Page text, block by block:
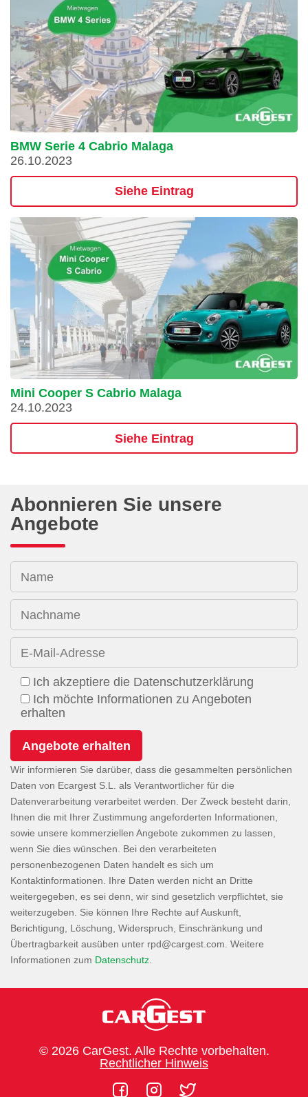
BMW Serie 4 Cabrio Malaga
26.10.2023
Siehe Eintrag
Mini Cooper S Cabrio Malaga
24.10.2023
Siehe Eintrag
Abonnieren Sie unsere
Angebote
Name
Nachname
E-Mail-Adresse
Ich akzeptiere die Datenschutzerklärung
Ich möchte Informationen zu Angeboten
erhalten
Wir informieren Sie darüber, dass die gesammelten persönlichen
Daten von Ecargest S.L. als Verantwortlicher für die
Datenverarbeitung verarbeitet werden. Der Zweck besteht darin,
Ihnen die mit Ihrer Zustimmung angeforderten Informationen,
sowie unsere kommerziellen Angebote zukommen zu lassen,
wenn Sie dies wünschen. Bei den verarbeiteten
personenbezogenen Daten handelt es sich um
Kontaktinformationen. Ihre Daten werden nicht an Dritte
weitergegeben, es sei denn, wir sind gesetzlich verpflichtet, sie
weiterzugeben. Sie können Ihre Rechte auf Auskunft,
Berichtigung, Löschung, Widerspruch, Einschränkung und
Übertragbarkeit ausüben unter
. Weitere
Informationen zum Datenschutz
© 2026 CarGest. Alle Rechte vorbehalten.
Rechtlicher Hinweis